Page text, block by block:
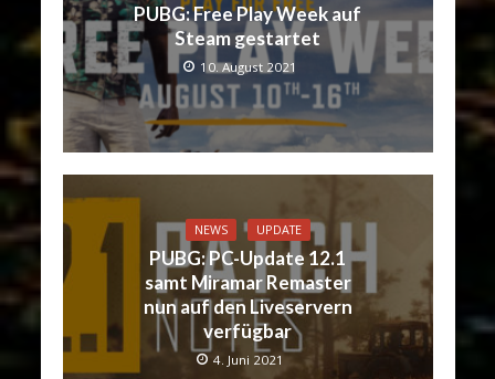
PUBG: Free Play Week auf
Steam gestartet
10. August 2021
NEWS UPDATE
PUBG: PC-Update 12.1
samt Miramar Remaster
nun auf den Liveservern
verfügbar
4. Juni 2021